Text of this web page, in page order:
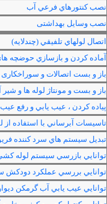
نصب كنتورهاي فرعي آب
نصب وسایل بهداشتی
اتصال لولهاي تلفيقي (چندلايه)
آماده كردن و بازسازي حوضچه
باز و بست اتصالات و سوراخکاری
باز و بست و مونتاژ لوله ها و
پياده كردن ، عيب يابي و رفع
تاسيسات آبرساني با استفاده از
تبديل سيستم هاي سرد كننده فريون 12 به
توانايي بازرسي سيستم لوله
توانايي بررسي عملكرد دودكش
توانايي عيب يابي آب گرمكن